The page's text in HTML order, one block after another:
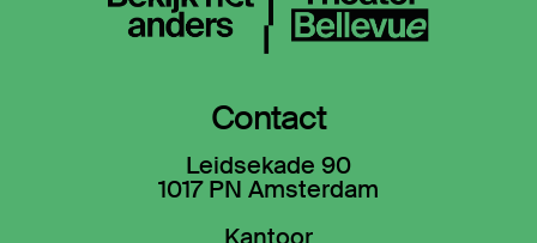
Contact
Leidsekade 90
1017 PN Amsterdam